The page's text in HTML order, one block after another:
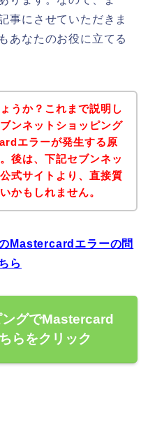
事にさせていただきま
あなたのお役に立てる
うか？これまで説明し
ンネットショッピング
エラーが発生する原
後は、下記セブンネッ
式サイトより、直接質
かもしれません。
Mastercardエラーの問
ら
グでMastercard
らをクリック